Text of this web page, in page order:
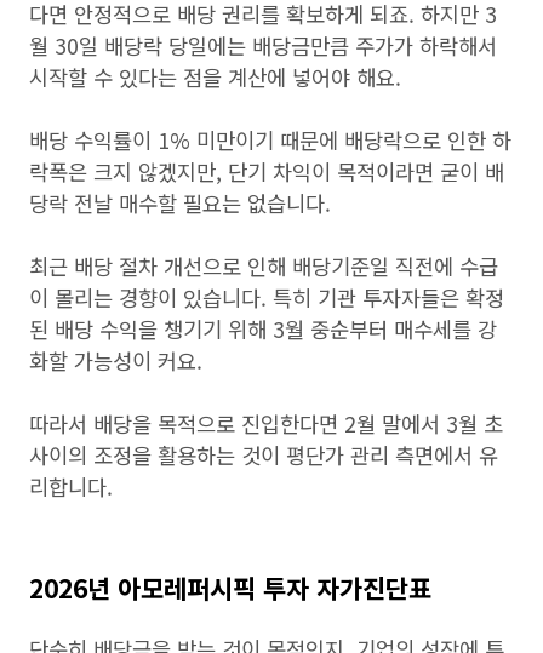
다면 안정적으로 배당 권리를 확보하게 되죠. 하지만 3
월 30일 배당락 당일에는 배당금만큼 주가가 하락해서
시작할 수 있다는 점을 계산에 넣어야 해요.
배당 수익률이 1% 미만이기 때문에 배당락으로 인한 하
락폭은 크지 않겠지만, 단기 차익이 목적이라면 굳이 배
당락 전날 매수할 필요는 없습니다.
최근 배당 절차 개선으로 인해 배당기준일 직전에 수급
이 몰리는 경향이 있습니다. 특히 기관 투자자들은 확정
된 배당 수익을 챙기기 위해 3월 중순부터 매수세를 강
화할 가능성이 커요.
따라서 배당을 목적으로 진입한다면 2월 말에서 3월 초
사이의 조정을 활용하는 것이 평단가 관리 측면에서 유
리합니다.
2026년 아모레퍼시픽 투자 자가진단표